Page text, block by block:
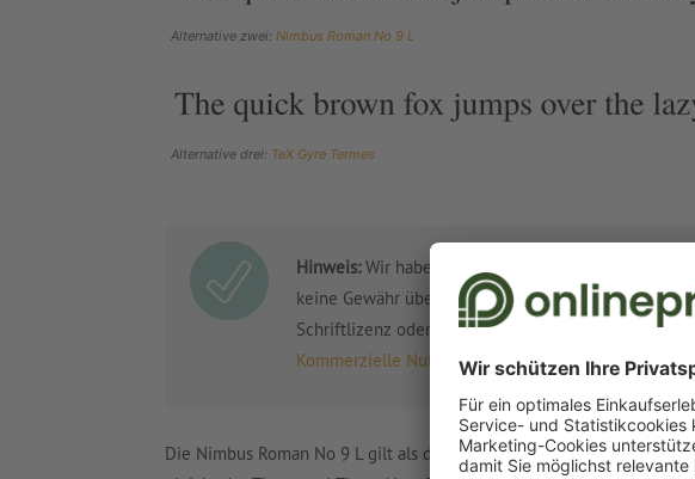
Alternative zwei: Nimbus Roman No 9 L
Alternative drei: TeX Gyre Termes
Hinweis:Wir haben alle Schriften auf kommerzielle
keine Gewähr übernehmen; bitte kontrollieren Sie
Schriftlizenz oder die Hinweise auf der jeweiligen
Kommerzielle Nutzung: darauf sollten Sie bei
Die Nimbus Roman No 9 L gilt als die Times New Roman für Linux.